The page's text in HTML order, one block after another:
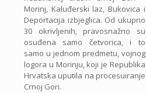
Morinj, Kaluđerski laz, Bukovica i
Deportacija izbjeglica. Od ukupno
30 okrivljenih, pravosnažno su
osuđena samo četvorica, i to
samo u jednom predmetu, vojnog
logora u Morinju, koji je Republika
Hrvatska uputila na procesuiranje
Crnoj Gori.